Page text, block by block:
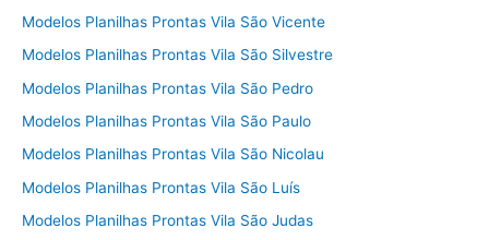
Modelos Planilhas Prontas Vila São Vicente
Modelos Planilhas Prontas Vila São Silvestre
Modelos Planilhas Prontas Vila São Pedro
Modelos Planilhas Prontas Vila São Paulo
Modelos Planilhas Prontas Vila São Nicolau
Modelos Planilhas Prontas Vila São Luís
Modelos Planilhas Prontas Vila São Judas